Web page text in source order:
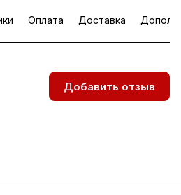
Оплата Доставка
Добавить отзыв